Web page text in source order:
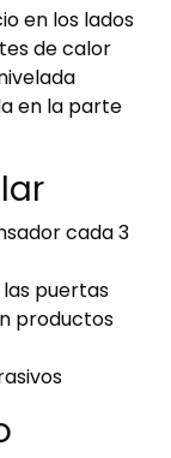
en los lados
de calor
en la parte
cada 3
las puertas
productos